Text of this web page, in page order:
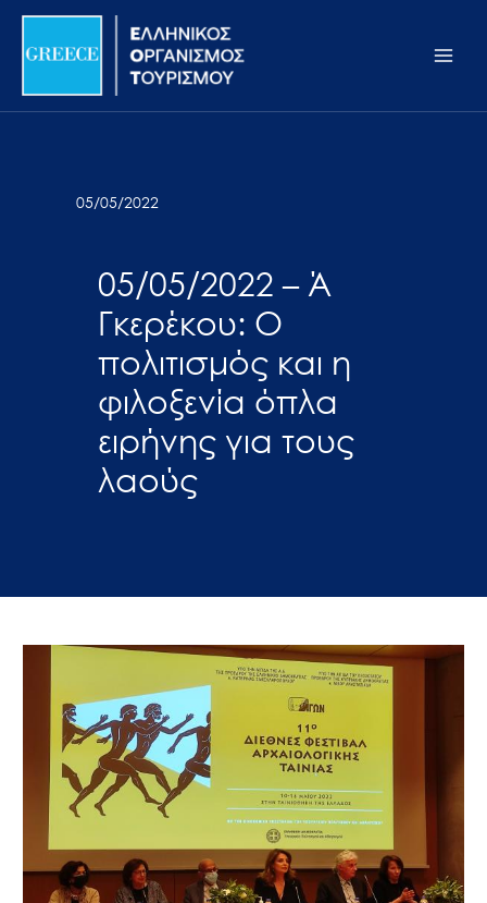
Σημείωση:
ιστότοπος
προσβασιμότητας.
Μετάβαση
περιεχόμενο
05/05/2022
05/05/2022 – Ά
Γκερέκου: Ο
πολιτισμός και η
φιλοξενία όπλα
ειρήνης για τους
λαούς